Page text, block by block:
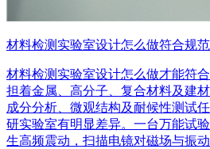
材料检测实验室设计怎么做符合规范
材料检测实验室设计怎么做才能符
担着金属、高分子、复合材料及建
成分分析、微观结构及耐候性测试
研实验室有明显差异。一台万能试
生高频震动，扫描电镜对磁场与振